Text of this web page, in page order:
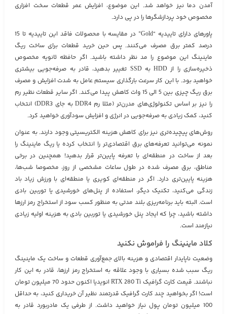
آمدن دما نیز خواهد شد. این موضوع، افزایش عمر قطعات سخت افزاری
مخصوص خود پردازشگرها را در پی دارد.
پاورهای دارای تاییدیه “Gold” در مقایسه با محصولات فاقد این تاییدیه تا 15
درصد کمتر برق مصرف می‌کنند. پس حین خرید قطعات برای ساخت ریگ
ماینینگ این موضوع را مد نظر داشته باشید. اگر حافظه ثانویه مخصوص
ذخیره‌سازی را از HDD به SSD تغییر بدهید، قادر به صرفه‌جویی بیشتری
خواهید بود. با این کار سرعت بارگذاری سیستم عامل به شدت افزایش و مصرف
برق ریگ چیزی بین 5 الی 15 وات کاهش پیدا می‌کند. اگر سایر قطعات نظیر رم
را نیز بر اساس تکنولوژی‌های مدرن‌تر (مثلا رم DDR4 به جای DDR3) انتخاب
کنید، کمک زیادی به صرفه‌جویی در انرژی و افزایش سودآوری خواهید کرد.
روش‌های پیچیده‌تری نیز برای کاهش هزینه الکتریسیتی وجود دارند. به عنوان
نمونه می‌توانید تعرفه‌های برق اقتصادی‌تر را انتخاب کرده یا ریگ ماینینگ را
بعد از ساخت در منطقه‌ای با تعرفه پایین‌تر قرار بدهید! همچنین در برخی
مناطق، برق مصرف شده در طول ساعات مشخصی از روز، مخصوصا شب‌ها،
هزینه پایین‌تری دارد. اگر در منطقه‌ای کویری یا منطقه‌ای با ورزش زیاد باد
زندگی می‌کنید، تکنیک دیگر، استفاده از پنل‌های خورشیدی یا توربین بادی
است. البته باید برنامه‌ریزی بلند مدتی به منظور کسب سود از استخراج رمز ارزها
داشته باشید، چرا که ایجاد پنل خورشیدی یا توربین بادی به هزینه اولیه زیادی
نیازمند است.
کلاد ماینینگ را فراموش نکنید
وضعیت ناپایدار اقتصادی و هزینه‌ بالای جمع‌آوری قطعات و ساخت یک ماینینگ
ریگ سبب شده بسیاری با وجود علاقه به استخراج رمز ارزها، قادر به این کار
نباشند. قیمت کارت گرافیک RTX 280 Ti انویدیا اکنون حدود 70 میلیون تومان
است! اگر بخواهید چند کارت گرافیک قدرتمند نظیر آن خریداری کنید، به حداقل
100 میلیون تومان پول نیاز خواهید داشت. از طرفی یک مادربورد قادر به